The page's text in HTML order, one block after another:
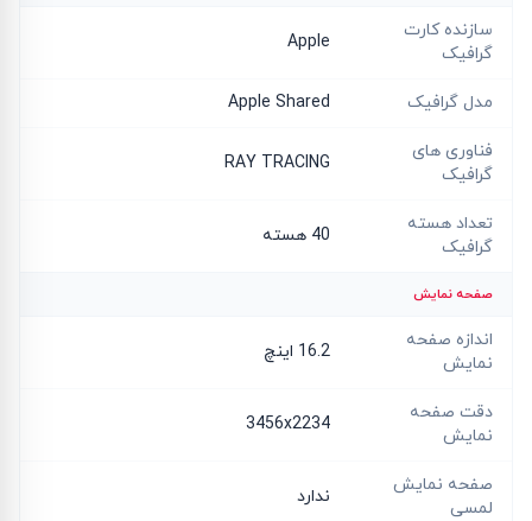
سازنده کارت
گرافیک
Apple
مدل گرافیک Apple Shared
فناوری های
گرافیک
RAY TRACING
تعداد هسته
گرافیک
40 هسته
صفحه نمایش
اندازه صفحه
نمایش
16.2 اینچ
دقت صفحه
نمایش
3456x2234
صفحه نمایش
لمسی
ندارد